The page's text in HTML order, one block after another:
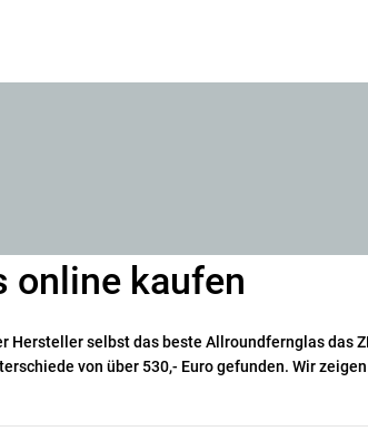
online kaufen
selbst das beste Allroundfernglas das
von über 530,- Euro gefunden. Wir